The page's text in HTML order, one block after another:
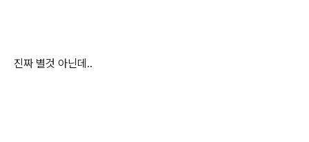
진짜 별것 아닌데..